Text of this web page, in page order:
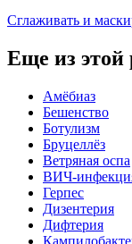
Сглаживать и
Еще из этой
Амёбиаз
Бешенство
Ботулизм
Бруцеллёз
Ветряная оспа
ВИЧ-
Герпес
Дизентерия
Дифтерия